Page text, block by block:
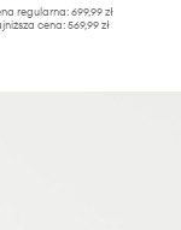
regularna: 699,99 zł
cena: 569,99 zł